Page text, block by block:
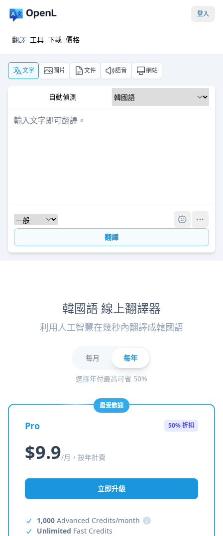
登入
翻譯 工具 下載 價格
文字 圖片 文件 語音 網站
自動偵測
翻譯
韓國語 線上翻譯器
利用人工智慧在幾秒內翻譯成韓國語
每月 每年
選擇年付最高可省 50%
最受歡迎
Pro 50% 折扣
$9.9/月，按年計費
立即升級
1,000 Advanced Credits/month
i
Unlimited Fast Credits